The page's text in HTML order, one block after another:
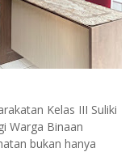
Kelas III Suliki
Warga Binaan
bukan hanya